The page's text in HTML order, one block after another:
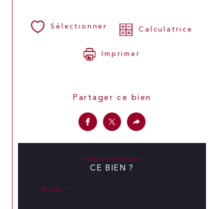
Sélectionner Calculatrice
Imprimer
Partager ce bien
Intéressé(e) par
CE BIEN ?
Nom *